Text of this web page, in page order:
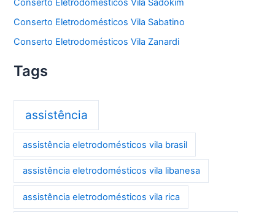
Conserto Eletrodomésticos Vila Sadokim
Conserto Eletrodomésticos Vila Sabatino
Conserto Eletrodomésticos Vila Zanardi
Tags
assistência
assistência eletrodomésticos vila brasil
assistência eletrodomésticos vila libanesa
assistência eletrodomésticos vila rica